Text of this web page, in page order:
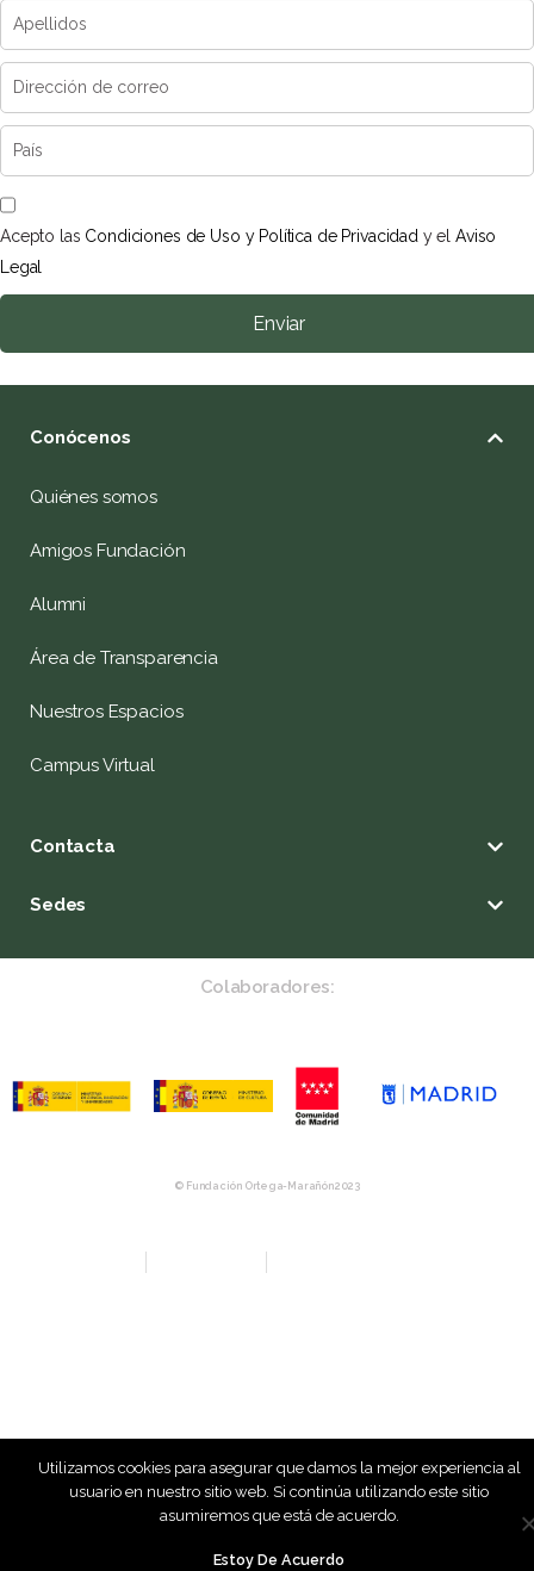
Acepto las Condiciones de Uso y Política de Privacidad y elAviso
Legal
Enviar
Conócenos
Quiénes somos
Amigos Fundación
Alumni
Área de Transparencia
Nuestros Espacios
Campus Virtual
Contacta
Sedes
Colaboradores:
© Fundación Ortega-Marañón 2023
Utilizamos cookies para asegurar que damos la mejor experiencia al
usuario en nuestro sitio web. Si continúa utilizando este sitio
asumiremos que está de acuerdo.
Estoy De Acuerdo